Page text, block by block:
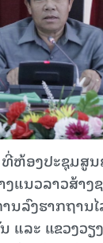
ຫ້ອງປະຊຸມສູ
ແນວລາວສ້າງ
ນລົງຮາກຖານ
ແລະ ແຂວງວຽ